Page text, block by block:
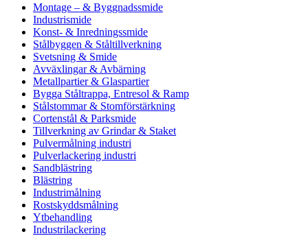
Montage – & Byggnadssmide
Industrismide
Konst- & Inredningssmide
Stålbyggen & Ståltillverkning
Svetsning & Smide
Avväxlingar & Avbärning
Metallpartier & Glaspartier
Bygga Ståltrappa, Entresol & Ramp
Stålstommar & Stomförstärkning
Cortenstål & Parksmide
Tillverkning av Grindar & Staket
Pulvermålning industri
Pulverlackering industri
Sandblästring
Blästring
Industrimålning
Rostskyddsmålning
Ytbehandling
Industrilackering